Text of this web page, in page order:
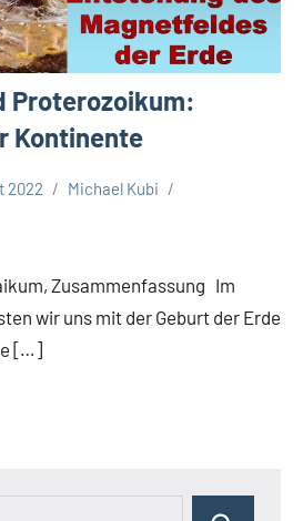
Proterozoikum:
Kontinente
2022
Michael Kubi
Zusammenfassung Im
wir uns mit der Geburt der Erde
[…]